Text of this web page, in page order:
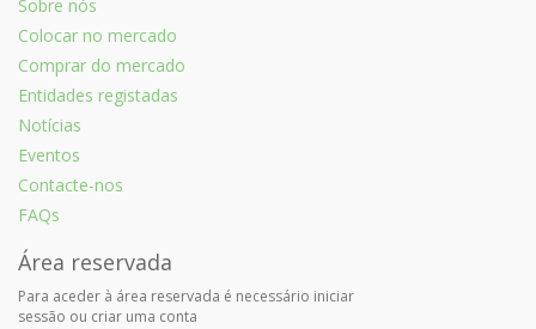
Sobre nós
Colocar no mercado
Comprar do mercado
Entidades registadas
Notícias
Eventos
Contacte-nos
FAQs
Área reservada
Para aceder à área reservada é necessário iniciar
sessão ou criar uma conta